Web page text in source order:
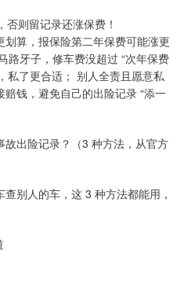
则留记录还涨保费！
算，报保险第二年保费可能涨更
路牙子，修车费没超过 “次年保费
私了更合适； 别人全责且愿意私
钱，避免自己的出险记录 “添一
出险记录？（3 种方法，从官方
别人的车，这 3 种方法都能用，